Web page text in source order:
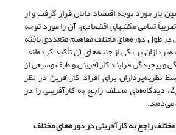
بار مورد توجه اقتصاد دانان قرار گرفت و از
تمامی مکتبهای اقتصادی، آن را مورد توجه
در طول دوره‌های مختلف مفاهیم متعددی یافته
بر یکی از جنبه‌های آن تأکید کرده‌اند.
و پیچیدگی فرایند کارآفرینی و طیف وسیعی از
نظریه‌پردازان برای افراد کارآفرین در نظر
گرفته می شود. جدول2، دیدگاه‌های مختلف راجع به کارآفرینی را در
می‌دهد.